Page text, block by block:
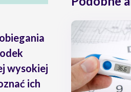
wysokiej
ich